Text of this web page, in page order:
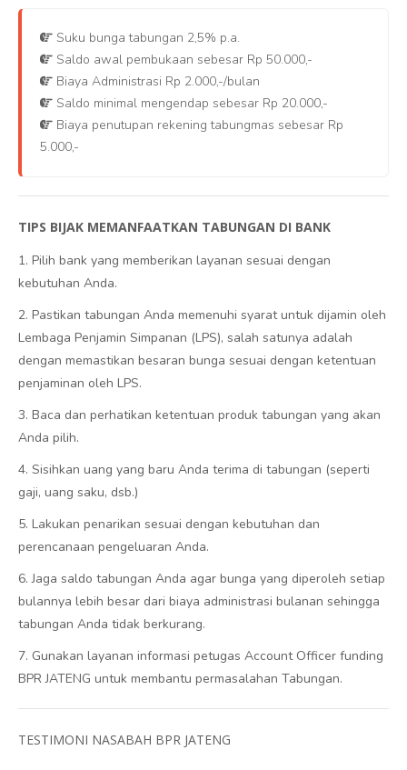
Suku bunga tabungan 2,5% p.a.
Saldo awal pembukaan sebesar Rp 50.000,-
Biaya Administrasi Rp 2.000,-/bulan
Saldo minimal mengendap sebesar Rp 20.000,-
Biaya penutupan rekening tabungmas sebesar Rp
5.000,-
TIPS BIJAK MEMANFAATKAN TABUNGAN DI BANK
1. Pilih bank yang memberikan layanan sesuai dengan
kebutuhan Anda.
2. Pastikan tabungan Anda memenuhi syarat untuk dijamin oleh
Lembaga Penjamin Simpanan (LPS), salah satunya adalah
dengan memastikan besaran bunga sesuai dengan ketentuan
penjaminan oleh LPS.
3. Baca dan perhatikan ketentuan produk tabungan yang akan
Anda pilih.
4. Sisihkan uang yang baru Anda terima di tabungan (seperti
gaji, uang saku, dsb.)
5. Lakukan penarikan sesuai dengan kebutuhan dan
perencanaan pengeluaran Anda.
6. Jaga saldo tabungan Anda agar bunga yang diperoleh setiap
bulannya lebih besar dari biaya administrasi bulanan sehingga
tabungan Anda tidak berkurang.
7. Gunakan layanan informasi petugas Account Officer funding
BPR JATENG untuk membantu permasalahan Tabungan.
TESTIMONI NASABAH BPR JATENG